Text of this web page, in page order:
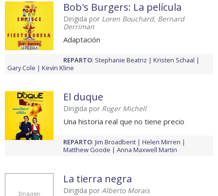
Bob's Burgers: La película
Dirigida por Loren Bouchard, Bernard
Derriman
Adaptación
REPARTO: Stephanie Beatriz
Kristen Schaal
Gary Cole
Kevin Kline
El duque
Dirigida por Roger Michell
Una historia real que no tiene precio
REPARTO: Jim Broadbent
Helen Mirren
Matthew Goode
Anna Maxwell Martin
La tierra negra
Dirigida por Alberto Morais